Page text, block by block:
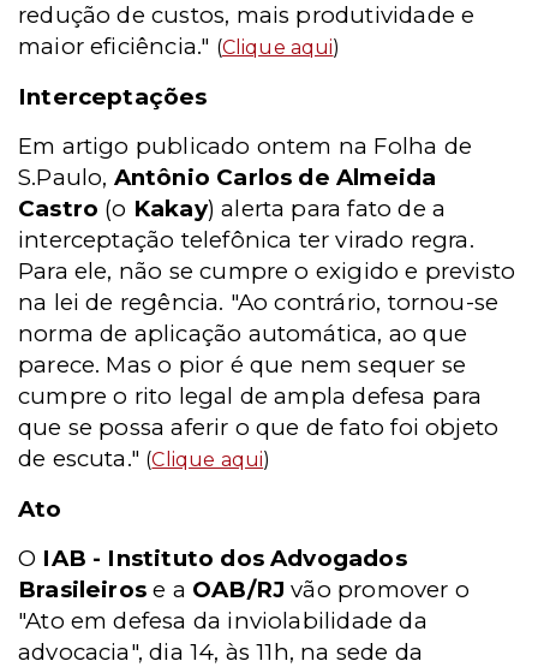
redução de custos, mais produtividade e
maior eficiência." (Clique aqui)
Interceptações
Em artigo publicado ontem na Folha de
S.Paulo, Antônio Carlos de Almeida
Castro (o Kakay) alerta para fato de a
interceptação telefônica ter virado regra.
Para ele, não se cumpre o exigido e previsto
na lei de regência. "Ao contrário, tornou-se
norma de aplicação automática, ao que
parece. Mas o pior é que nem sequer se
cumpre o rito legal de ampla defesa para
que se possa aferir o que de fato foi objeto
de escuta." (Clique aqui)
Ato
O IAB - Instituto dos Advogados
Brasileiros e a OAB/RJ vão promover o
"Ato em defesa da inviolabilidade da
advocacia", dia 14, às 11h, na sede da